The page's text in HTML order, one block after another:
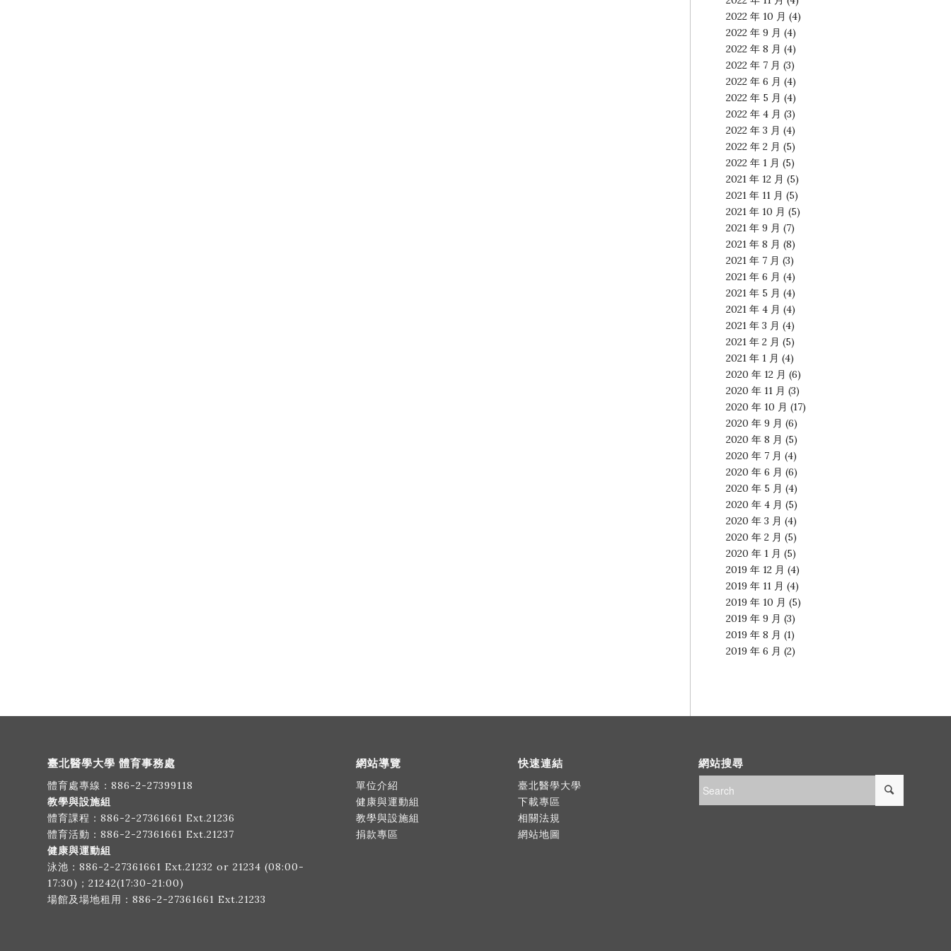
2022 年 10 月 (4)
2022 年 9 月 (4)
2022 年 8 月 (4)
2022 年 7 月 (3)
2022 年 6 月 (4)
2022 年 5 月 (4)
2022 年 4 月 (3)
2022 年 3 月 (4)
2022 年 2 月 (5)
2022 年 1 月 (5)
2021 年 12 月 (5)
2021 年 11 月 (5)
2021 年 10 月 (5)
2021 年 9 月 (7)
2021 年 8 月 (8)
2021 年 7 月 (3)
2021 年 6 月 (4)
2021 年 5 月 (4)
2021 年 4 月 (4)
2021 年 3 月 (4)
2021 年 2 月 (5)
2021 年 1 月 (4)
2020 年 12 月 (6)
2020 年 11 月 (3)
2020 年 10 月 (17)
2020 年 9 月 (6)
2020 年 8 月 (5)
2020 年 7 月 (4)
2020 年 6 月 (6)
2020 年 5 月 (4)
2020 年 4 月 (5)
2020 年 3 月 (4)
2020 年 2 月 (5)
2020 年 1 月 (5)
2019 年 12 月 (4)
2019 年 11 月 (4)
2019 年 10 月 (5)
2019 年 9 月 (3)
2019 年 8 月 (1)
2019 年 6 月 (2)
臺北醫學大學 體育事務處
體育處專線： 886-2-27399118
教學與設施組
體育課程： 886-2-27361661 Ext.21236
體育活動： 886-2-27361661 Ext.21237
健康與運動組
泳池： 886-2-27361661 Ext.21232 or 21234 (08:00-
17:30)；21242(17:30-21:00)
場館及場地租用： 886-2-27361661 Ext.21233
網站導覽
單位介紹
健康與運動組
教學與設施組
捐款專區
快速連結
臺北醫學大學
下載專區
相關法規
網站地圖
網站搜尋